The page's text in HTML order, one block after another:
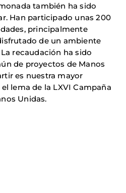
también ha sido
Han participado unas 200
principalmente
de un ambiente
recaudación ha sido
de proyectos de Manos
es nuestra mayor
lema de la LXVI Campaña
Unidas.